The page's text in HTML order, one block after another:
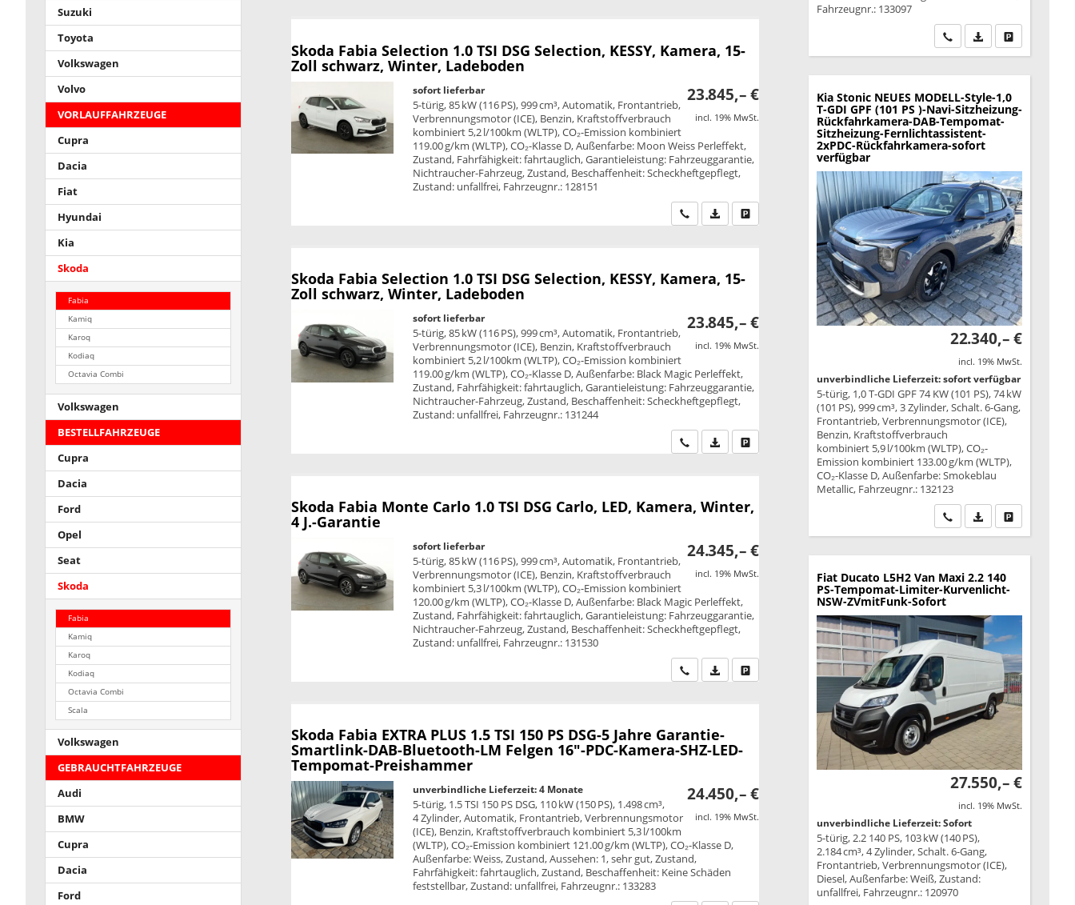
Skoda Fabia Selection 1.0 TSI DSG Selection, KESSY, Kamera, 15-
Zoll schwarz, Winter, Ladeboden
23.845,– €
incl. 19% MwSt.
sofort lieferbar
5-türig, 85 kW (116 PS), 999 cm³, Automatik, Frontantrieb,
Verbrennungsmotor (ICE), Benzin, Kraftstoffverbrauch
kombiniert 5,2 l/100km (WLTP), CO₂-Emission kombiniert
119.00 g/km (WLTP), CO₂-Klasse D, Außenfarbe: Moon Weiss Perleffekt,
Zustand, Fahrfähigkeit: fahrtauglich, Garantieleistung: Fahrzeuggarantie,
Nichtraucher-Fahrzeug, Zustand, Beschaffenheit: Scheckheftgepflegt,
Zustand: unfallfrei, Fahrzeugnr.: 128151
Wir rufen Sie anPDF-Datei, Fahrzeugexposé drucken
Drucken, parken oder vergleichen
Skoda Fabia Selection 1.0 TSI DSG Selection, KESSY, Kamera, 15-
Zoll schwarz, Winter, Ladeboden
23.845,– €
incl. 19% MwSt.
sofort lieferbar
5-türig, 85 kW (116 PS), 999 cm³, Automatik, Frontantrieb,
Verbrennungsmotor (ICE), Benzin, Kraftstoffverbrauch
kombiniert 5,2 l/100km (WLTP), CO₂-Emission kombiniert
119.00 g/km (WLTP), CO₂-Klasse D, Außenfarbe: Black Magic Perleffekt,
Zustand, Fahrfähigkeit: fahrtauglich, Garantieleistung: Fahrzeuggarantie,
Nichtraucher-Fahrzeug, Zustand, Beschaffenheit: Scheckheftgepflegt,
Zustand: unfallfrei, Fahrzeugnr.: 131244
Wir rufen Sie anPDF-Datei, Fahrzeugexposé drucken
Drucken, parken oder vergleichen
Skoda Fabia Monte Carlo 1.0 TSI DSG Carlo, LED, Kamera, Winter,
4 J.-Garantie
24.345,– €
incl. 19% MwSt.
sofort lieferbar
5-türig, 85 kW (116 PS), 999 cm³, Automatik, Frontantrieb,
Verbrennungsmotor (ICE), Benzin, Kraftstoffverbrauch
kombiniert 5,3 l/100km (WLTP), CO₂-Emission kombiniert
120.00 g/km (WLTP), CO₂-Klasse D, Außenfarbe: Black Magic Perleffekt,
Zustand, Fahrfähigkeit: fahrtauglich, Garantieleistung: Fahrzeuggarantie,
Nichtraucher-Fahrzeug, Zustand, Beschaffenheit: Scheckheftgepflegt,
Zustand: unfallfrei, Fahrzeugnr.: 131530
Wir rufen Sie anPDF-Datei, Fahrzeugexposé drucken
Drucken, parken oder vergleichen
Skoda Fabia EXTRA PLUS 1.5 TSI 150 PS DSG-5 Jahre Garantie-
Smartlink-DAB-Bluetooth-LM Felgen 16"-PDC-Kamera-SHZ-LED-
Tempomat-Preishammer
24.450,– €
incl. 19% MwSt.
unverbindliche Lieferzeit:4 Monate
5-türig, 1.5 TSI 150 PS DSG, 110 kW (150 PS), 1.498 cm³,
4 Zylinder, Automatik, Frontantrieb, Verbrennungsmotor
(ICE), Benzin, Kraftstoffverbrauch kombiniert 5,3 l/100km
(WLTP), CO₂-Emission kombiniert 121.00 g/km (WLTP), CO₂-Klasse D,
Außenfarbe: Weiss, Zustand, Aussehen: 1, sehr gut, Zustand,
Fahrfähigkeit: fahrtauglich, Zustand, Beschaffenheit: Keine Schäden
feststellbar, Zustand: unfallfrei, Fahrzeugnr.: 133283
Suzuki
Toyota
Volkswagen
Volvo
VORLAUFFAHRZEUGE
Cupra
Dacia
Fiat
Hyundai
Kia
Skoda
Fabia
Kamiq
Karoq
Kodiaq
Octavia Combi
Volkswagen
BESTELLFAHRZEUGE
Cupra
Dacia
Ford
Opel
Seat
Skoda
Fabia
Kamiq
Karoq
Kodiaq
Octavia Combi
Scala
Volkswagen
GEBRAUCHTFAHRZEUGE
Audi
BMW
Cupra
Dacia
Ford
Fahrzeugnr.: 133097
Wir rufen Sie an
PDF-Datei,Drucken,
Kia Stonic NEUES MODELL-Style-1,0
T-GDI GPF (101 PS )-Navi-Sitzheizung-
Rückfahrkamera-DAB-Tempomat-
Sitzheizung-Fernlichtassistent-
2xPDC-Rückfahrkamera-sofort
verfügbar
22.340,– €
incl. 19% MwSt.
unverbindliche Lieferzeit: sofort verfügbar
5-türig, 1,0 T-GDI GPF 74 KW (101 PS), 74 kW
(101 PS), 999 cm³, 3 Zylinder, Schalt. 6-Gang,
Frontantrieb, Verbrennungsmotor (ICE),
Benzin, Kraftstoffverbrauch
kombiniert 5,9 l/100km (WLTP), CO₂-
Emission kombiniert 133.00 g/km (WLTP),
CO₂-Klasse D, Außenfarbe: Smokeblau
Metallic, Fahrzeugnr.: 132123
Wir rufen Sie an
PDF-Datei,Drucken,
Fiat Ducato L5H2 Van Maxi 2.2 140
PS-Tempomat-Limiter-Kurvenlicht-
NSW-ZVmitFunk-Sofort
27.550,– €
incl. 19% MwSt.
unverbindliche Lieferzeit: Sofort
5-türig, 2.2 140 PS, 103 kW (140 PS),
2.184 cm³, 4 Zylinder, Schalt. 6-Gang,
Frontantrieb, Verbrennungsmotor (ICE),
Diesel, Außenfarbe: Weiß, Zustand:
unfallfrei, Fahrzeugnr.: 120970